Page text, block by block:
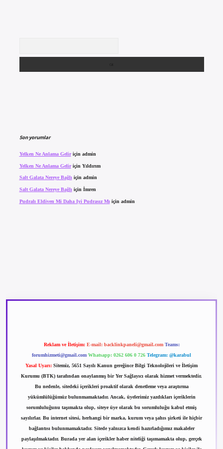
Son yorumlar
Yelken Ne Anlama Geliriçin admin
Yelken Ne Anlama Geliriçin Yıldırım
Salt Galata Nereye Bağlıiçin admin
Salt Galata Nereye Bağlı için İmren
Pudralı Eldiven Mi Daha Iyi Pudrasız Mı için admin
Reklam ve İletişim: E-mail: backlinkpaneli@gmail.com Teams:
forumhizmeti@gmail.com Whatsapp: 0262 606 0 726 Telegram: @karabul
Yasal Uyarı: Sitemiz, 5651 Sayılı Kanun gereğince Bilgi Teknolojileri ve İletişim
Kurumu (BTK) tarafından onaylanmış bir Yer Sağlayıcı olarak hizmet vermektedir.
Bu nedenle, sitedeki içerikleri proaktif olarak denetleme veya araştırma
yükümlülüğümüz bulunmamaktadır. Ancak, üyelerimiz yazdıkları içeriklerin
sorumluluğunu taşımakta olup, siteye üye olarak bu sorumluluğu kabul etmiş
sayılırlar. Bu internet sitesi, herhangi bir marka, kurum veya şahıs şirketi ile hiçbir
bağlantısı bulunmamaktadır. Sitede yalnızca kendi hazırladığımız makaleler
paylaşılmaktadır. Burada yer alan içerikler haber niteliği taşımamakta olup, gerçek